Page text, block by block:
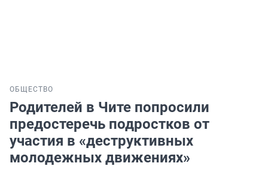
ОБЩЕСТВО
Родителей в Чите попросили
предостеречь подростков от
участия в «деструктивных
молодежных движениях»